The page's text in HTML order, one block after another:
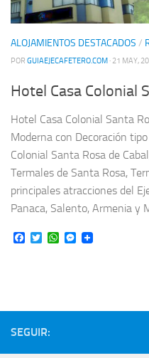
ALOJAMIENTOS DESTACADOS /
POR GUIAEJECAFETERO.COM · 21 MAY,
Hotel Casa Colonial
Hotel Casa Colonial Santa
Moderna con Decoración
Colonial Santa Rosa de
Termales de Santa Rosa,
principales atracciones del
Panaca, Salento, Armenia y
Facebook
TwitterWhatsApp
Messenger
SEGUIR: